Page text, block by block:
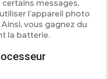
messages,
l’appareil photo
vous gagnez du
la batterie.